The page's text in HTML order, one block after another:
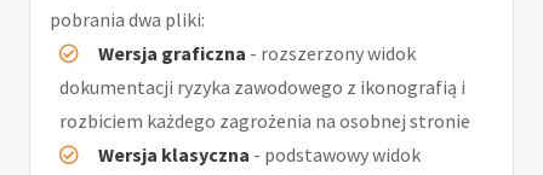
pobrania dwa pliki:
Wersja graficzna - rozszerzony widok
dokumentacji ryzyka zawodowego z ikonografią i
rozbiciem każdego zagrożenia na osobnej stronie
Wersja klasyczna - podstawowy widok